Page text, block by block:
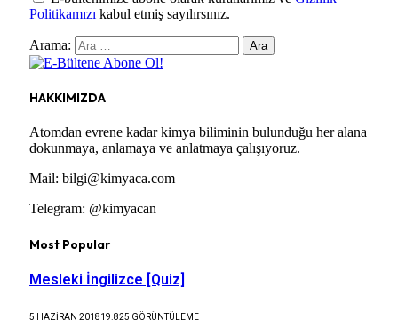
Politikamızı kabul etmiş sayılırsınız.
Arama:
HAKKIMIZDA
Atomdan evrene kadar kimya biliminin bulunduğu her alana
dokunmaya, anlamaya ve anlatmaya çalışıyoruz.
Mail: bilgi@kimyaca.com
Telegram: @kimyacan
Most Popular
Mesleki İngilizce [Quiz]
5 HAZIRAN 201819.825 GÖRÜNTÜLEME